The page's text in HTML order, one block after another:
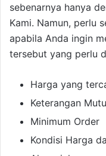
sebenarnya hanya
Kami. Namun, perlu
apabila Anda ingin
tersebut yang perlu
Harga yang
Keterangan
Minimum Order
Kondisi Harga